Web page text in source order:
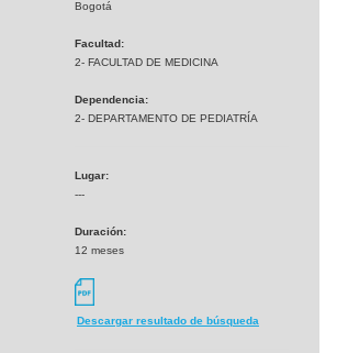
Bogotá
Facultad:
2- FACULTAD DE MEDICINA
Dependencia:
2- DEPARTAMENTO DE PEDIATRÍA
Lugar:
---
Duración:
12 meses
Descargar resultado de búsqueda